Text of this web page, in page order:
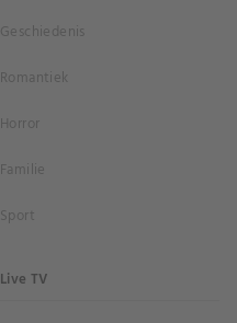
Geschiedenis
Romantiek
Horror
Familie
Sport
Live TV